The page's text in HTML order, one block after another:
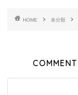
HOME 未分類
COMMENT